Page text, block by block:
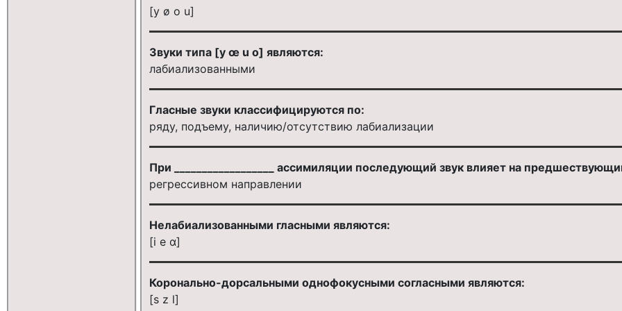
[у ø о u]
Звуки типа [у œ u о] являются:
лабиализованными
Гласные звуки классифицируются по:
ряду, подъему, наличию/отсутствию лабиализации
При __________________ ассимиляции последующий звук влияет на
регрессивном направлении
Нелабиализованными гласными являются:
[i e α]
Коронально-дорсальными однофокусными согласными являются:
[s z l]